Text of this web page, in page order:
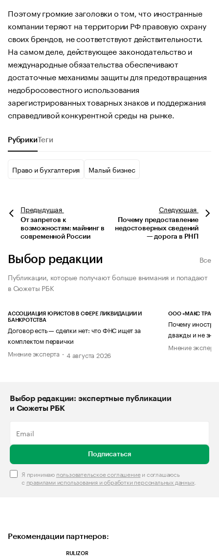
Поэтому громкие заголовки о том, что иностранные
компании теряют на территории РФ правовую охрану
своих брендов, не соответствуют действительности.
На самом деле, действующее законодательство и
международные обязательства обеспечивают
достаточные механизмы защиты для предотвращения
недобросовестного использования
зарегистрированных товарных знаков и поддержания
справедливой конкурентной среды на рынке.
Рубрики Теги
Право и бухгалтерия Малый бизнес
Предыдущая
От запретов к
возможностям: майнинг в
современной России
Следующая
Почему предоставление
недостоверных сведений
— дорога в РНП
Выбор редакции
Все
Публикации, которые получают больше внимания и попадают
в Сюжеты РБК
АССОЦИАЦИЯ ЮРИСТОВ В СФЕРЕ ЛИКВИДАЦИИ И
БАНКРОТСТВА
Договор есть — сделки нет: что ФНС ищет за
комплектом первички
Мнение эксперта
4 августа 2026
ООО «МАКС ТРАСТ»
Почему
дважды и не
Мнение
Выбор редакции: экспертные публикации
и Сюжеты РБК
Подписаться
Я принимаю пользовательское соглашениеи соглашаюсь
с правилами использования и обработки персональных данных.
Рекомендации партнеров:
RULIZOR